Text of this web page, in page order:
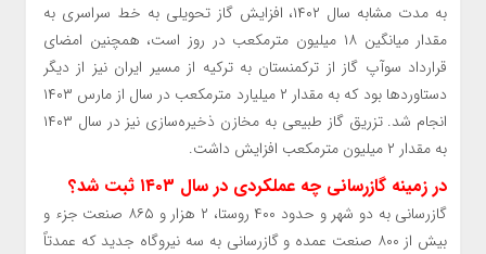
به مدت مشابه سال ۱۴۰۲، افزایش گاز تحویلی به خط سراسری به
مقدار میانگین ۱۸ میلیون مترمکعب در روز است، همچنین امضای
قرارداد سوآپ گاز از ترکمنستان به ترکیه از مسیر ایران نیز از دیگر
دستاورد‌ها بود که به مقدار ۲ میلیارد مترمکعب در سال از مارس ۱۴۰۳
انجام شد. تزریق گاز طبیعی به مخازن ذخیره‌سازی نیز در سال ۱۴۰۳
به مقدار ۲ میلیون مترمکعب افزایش داشت.
در زمینه گازرسانی چه عملکردی در سال ۱۴۰۳ ثبت شد؟
گازرسانی به دو شهر و حدود ۴۰۰ روستا، ۲ هزار و ۸۶۵ صنعت جزء و
بیش از ۸۰۰ صنعت عمده و گازرسانی به سه نیروگاه جدید که عمدتاً